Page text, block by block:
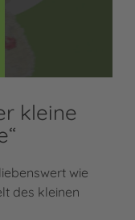
kleine
wie
des kleinen